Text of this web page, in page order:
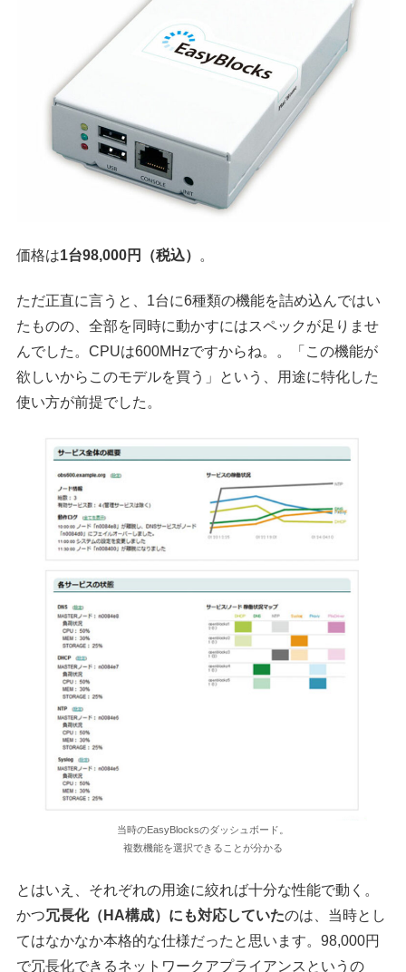
価格は1台98,000円（税込） 。
ただ正直に言うと、1台に6種類の機能を詰め込んではい
たものの、全部を同時に動かすにはスペックが足りませ
んでした。CPUは600MHzですからね。。「この機能が
欲しいからこのモデルを買う」という、用途に特化した
使い方が前提でした。
当時のEasyBlocksのダッシュボード。
複数機能を選択できることが分かる
とはいえ、それぞれの用途に絞れば十分な性能で動く。
かつ冗長化（HA構成）にも対応していたのは、当時とし
てはなかなか本格的な仕様だったと思います。98,000円
で冗長化できるネットワークアプライアンスというの